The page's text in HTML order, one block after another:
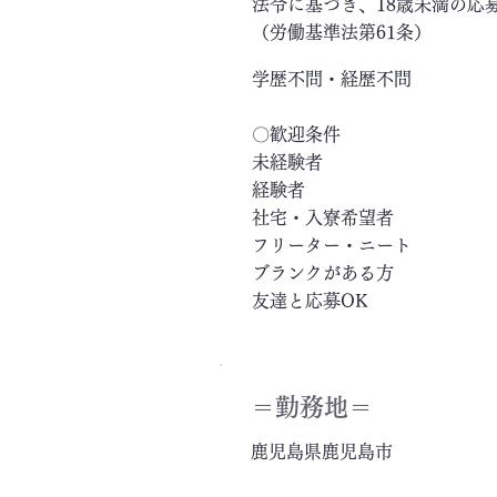
法令に基づき、18歳未満の応
（労働基準法第61条）
学歴不問・経歴不問
〇歓迎条件
未経験者
経験者
社宅・入寮希望者
フリーター・ニート
ブランクがある方
友達と応募OK
＝​勤務地＝
鹿児島県鹿児島市